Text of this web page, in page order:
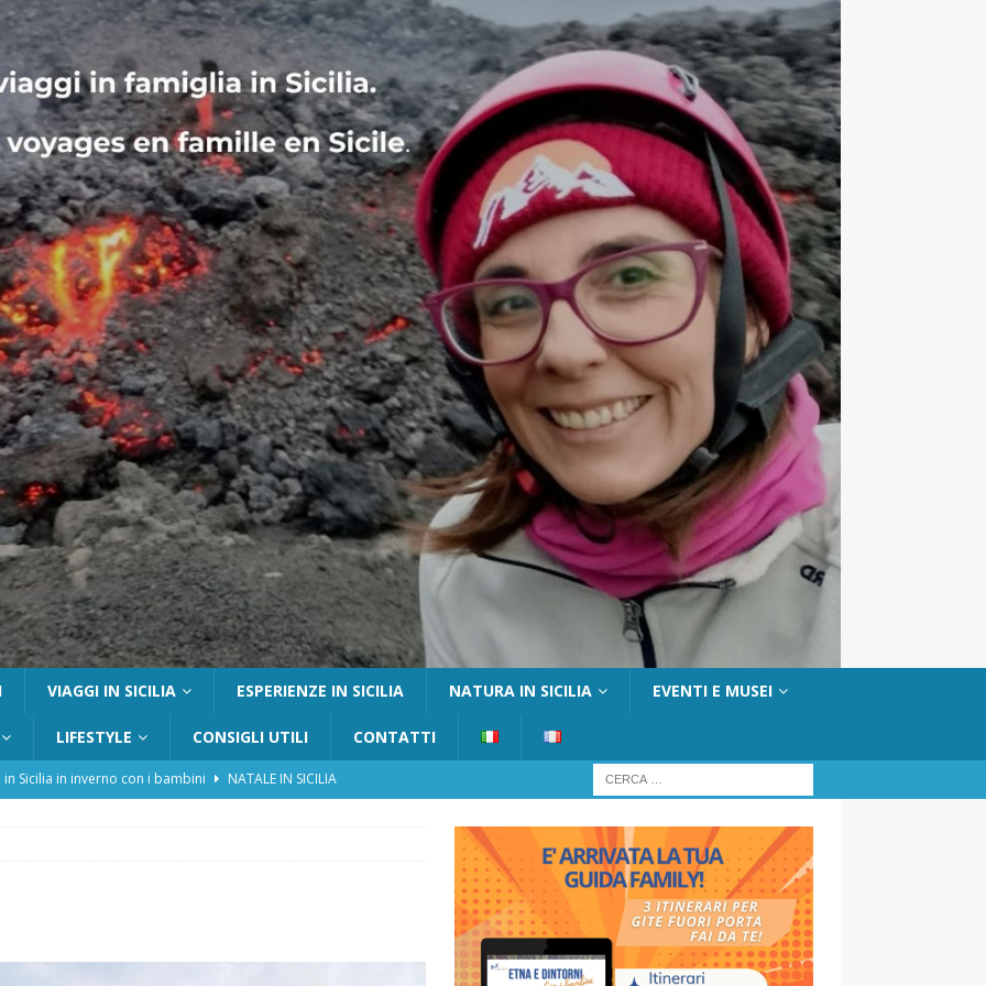
VIAGGI IN SICILIA ESPERIENZE IN SICILIA NATURA IN SICILIA EVENTI E MUSEI
LIFESTYLE CONSIGLI UTILI CONTATTI
in Sicilia in inverno con i bambini
NATALE IN SICILIA
con bambini: guida completa su come arrivare,